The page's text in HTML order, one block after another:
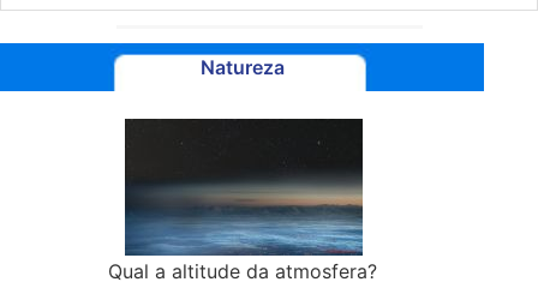
Natureza
Qual a altitude da atmosfera?